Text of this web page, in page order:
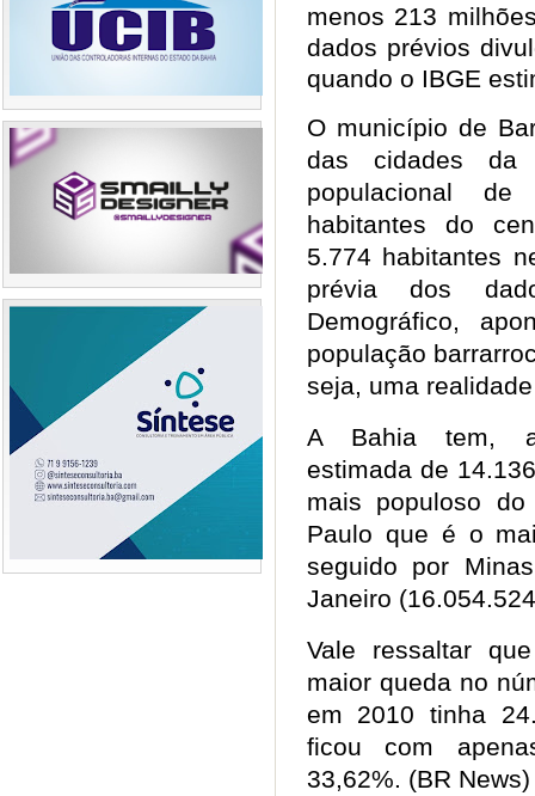
menos 213
dados prévios
quando o IBGE
O município de
das cidades da
populacional
habitantes do
5.774 habitantes
prévia dos
Demográfico,
população
seja, uma
A Bahia tem,
estimada de
mais populoso
Paulo que é o
seguido por
Janeiro
Vale ressaltar
maior queda no
em 2010 tinha
ficou com
33,62%. (BR News)